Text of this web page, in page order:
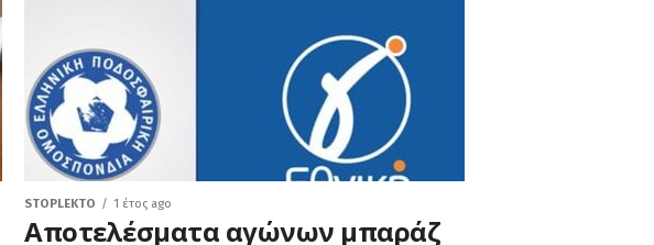
STOPLEKTO 1 έτος ago
Αποτελέσματα αγώνων μπαράζ